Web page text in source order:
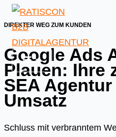
Skip
to
content
DIREKTER WEG ZUM KUNDEN
Google Ads
Plauen: Ihre
SEA
Umsatz
Schluss mit verbranntem